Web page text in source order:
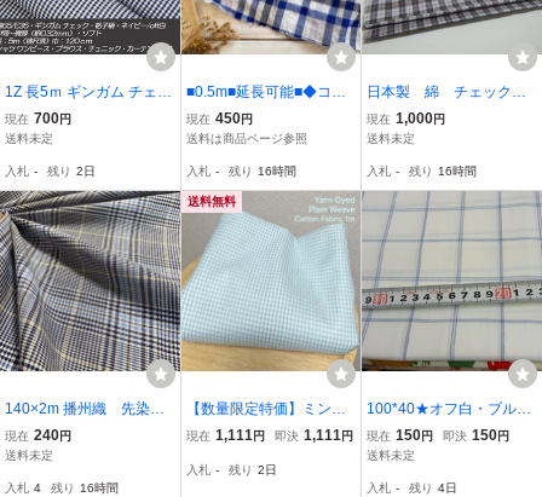
1Z 長5ｍ ギンガム チェッ
ク 格子柄 off白/ネイビー
綿65/E35 中間ソフト シ
チュニック 子供服 手芸
現在 700円
送料未定
入札 - 残り 2日
■0.5m■延長可能■◆コッ
トンシャーリングチェッ
ク◇ブルー系
現在 450円
送料は商品ページ参照
入札 - 残り 16時間
日本製 綿 チェック
柄 生地 やや薄 ５
ｍ M572
現在 1,000円
送料未定
入札 - 残り 16時間
140×2m 播州織 先染
め チェック柄 生地
現在 240円
送料未定
入札 4 残り 16時間
送料無料
【数量限定特価】ミント
色ギンガムチェック高級
かオックス1ｍ
現在 1,111 円 即決 1,111 円
入札 - 残り 2日
100*40★オフ白・ブル
ー・格子柄の・ハギレ・
生地・布★0534-7
現在 150円 即決 150円
送料未定
入札 - 残り 4日